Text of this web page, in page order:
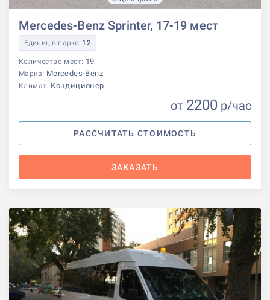
Mercedes-Benz Sprinter, 17-19 мест
Единиц в парке: 12
Количество мест: 19
Марка: Mercedes-Benz
Климат: Кондиционер
от 2200 р/час
РАССЧИТАТЬ СТОИМОСТЬ
ЗАКАЗАТЬ